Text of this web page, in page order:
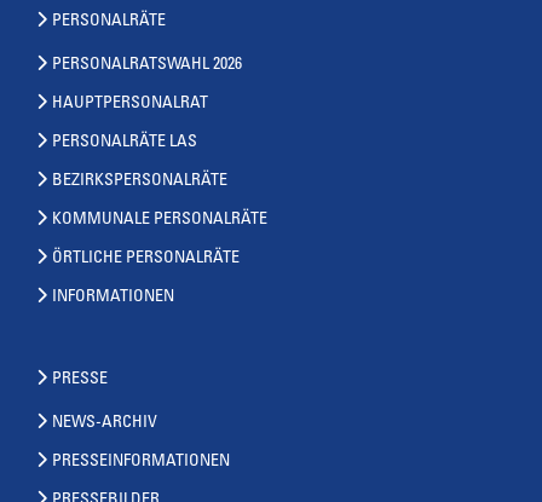
PERSONALRÄTE
PERSONALRATSWAHL 2026
HAUPTPERSONALRAT
PERSONALRÄTE LAS
BEZIRKSPERSONALRÄTE
KOMMUNALE PERSONALRÄTE
ÖRTLICHE PERSONALRÄTE
INFORMATIONEN
PRESSE
NEWS-ARCHIV
PRESSEINFORMATIONEN